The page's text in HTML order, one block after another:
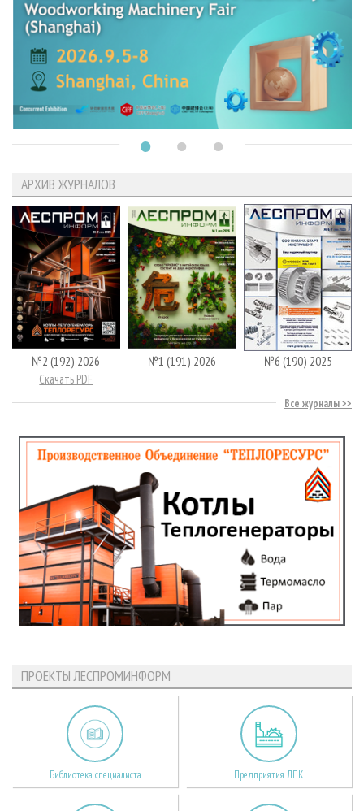
АРХИВ ЖУРНАЛОВ
№2 (192) 2026
Скачать PDF
№1 (191) 2026 №6 (190) 2025
Все журналы
ПРОЕКТЫ ЛЕСПРОМИНФОРМ
Библиотека специалиста Предприятия ЛПК